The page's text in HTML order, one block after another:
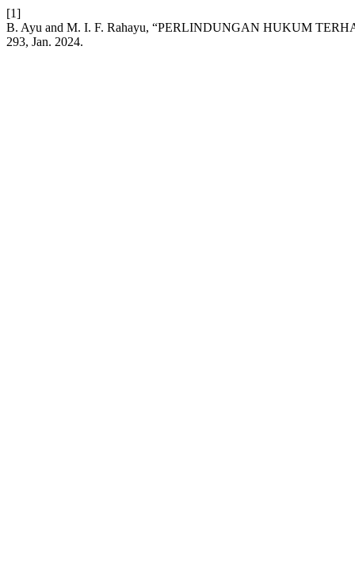
[1]
B. Ayu and M. I. F. Rahayu, “PERLINDUNGAN HUKUM
293, Jan. 2024.